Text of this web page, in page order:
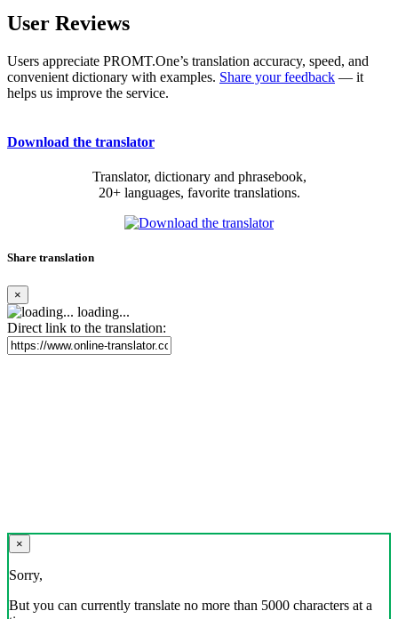
User Reviews
Users appreciate PROMT.One’s translation accuracy, speed, and
convenient dictionary with examples. Share your feedback — it
helps us improve the service.
Download the translator
Translator, dictionary and phrasebook,
20+ languages, favorite translations.
Share translation
×
loading...
Direct link to the translation:
×
Sorry,
But you can currently translate no more than 5000 characters at a